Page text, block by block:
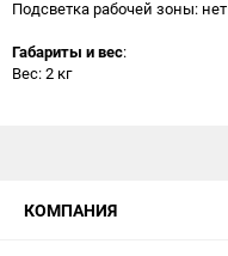
Подсветка рабочей зоны: нет
Габариты и вес:
Вес: 2 кг
КОМПАНИЯ